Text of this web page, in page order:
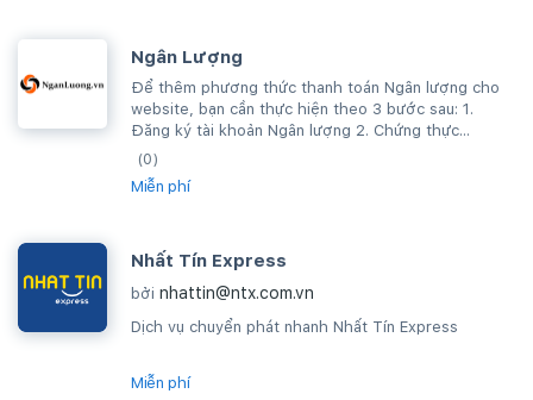
Ngân Lượng
Để thêm phương thức thanh toán Ngân lượng cho
website, bạn cần thực hiện theo 3 bước sau: 1.
Đăng ký tài khoản Ngân lượng 2. Chứng thực...
(0)
Miễn phí
Nhất Tín Express
bởi nhattin@ntx.com.vn
Dịch vụ chuyển phát nhanh Nhất Tín Express
Miễn phí